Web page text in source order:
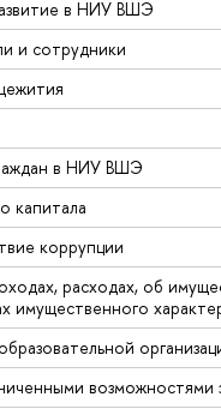
в НИУ ВШЭ
и сотрудники
в НИУ ВШЭ
капитала
коррупции
расходах, об
имущественного
возможностями